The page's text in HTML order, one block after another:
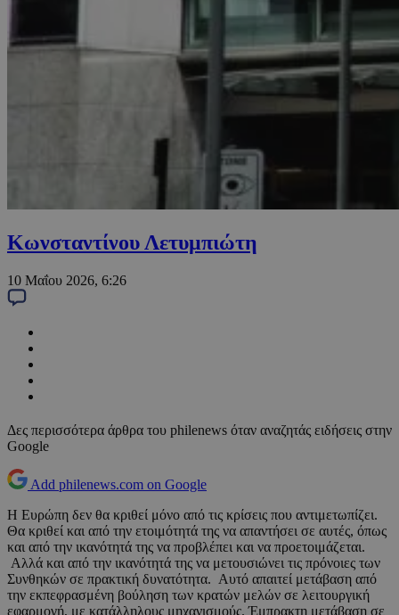
Κωνσταντίνου Λετυμπιώτη
10 Μαΐου 2026, 6:26
Δες περισσότερα άρθρα του philenews όταν αναζητάς ειδήσεις στην
Google
Add philenews.com on Google
Η Ευρώπη δεν θα κριθεί μόνο από τις κρίσεις που αντιμετωπίζει.
Θα κριθεί και από την ετοιμότητά της να απαντήσει σε αυτές, όπως
και από την ικανότητά της να προβλέπει και να προετοιμάζεται.
Αλλά και από την ικανότητά της να μετουσιώνει τις πρόνοιες των
Συνθηκών σε πρακτική δυνατότητα. Αυτό απαιτεί μετάβαση από
την εκπεφρασμένη βούληση των κρατών μελών σε λειτουργική
εφαρμογή, με κατάλληλους μηχανισμούς. Έμπρακτη μετάβαση σε